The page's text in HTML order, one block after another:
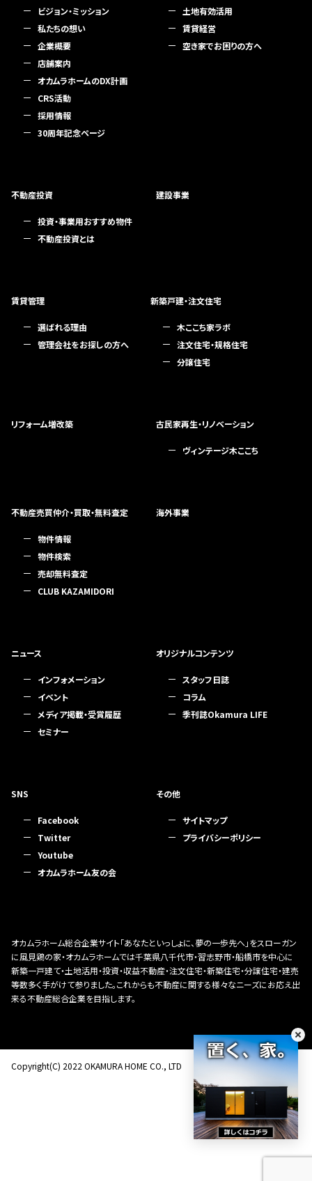
ビジョン・ミッション
私たちの想い
企業概要
店舗案内
オカムラホームのDX計画
CRS活動
採用情報
30周年記念ページ
土地有効活用
賃貸経営
空き家でお困りの方へ
不動産投資
投資・事業用おすすめ物件
不動産投資とは
建設事業
賃貸管理
選ばれる理由
管理会社をお探しの方へ
新築戸建・注文住宅
木ここち家ラボ
注文住宅・規格住宅
分譲住宅
リフォーム増改築 古民家再生・リノベーション
ヴィンテージ木ここち
不動産売買仲介・買取・無料査定
物件情報
物件検索
売却無料査定
CLUB KAZAMIDORI
海外事業
ニュース
インフォメーション
イベント
メディア掲載・受賞履歴
セミナー
オリジナルコンテンツ
スタッフ日誌
コラム
季刊誌Okamura LIFE
SNS
Facebook
Twitter
Youtube
オカムラホーム友の会
その他
サイトマップ
プライバシーポリシー
オカムラホーム総合企業サイト「あなたといっしょに、夢の一歩先へ」をスローガン
に風見鶏の家・オカムラホームでは千葉県八千代市・習志野市・船橋市を中心に
新築一戸建て・土地活用・投資・収益不動産・注文住宅・新築住宅・分譲住宅・建売
等数多く手がけて参りました。これからも不動産に関する様々なニーズにお応え出
来る不動産総合企業を目指します。
Copyright(C) 2022 OKAMURA HOME CO., LTD